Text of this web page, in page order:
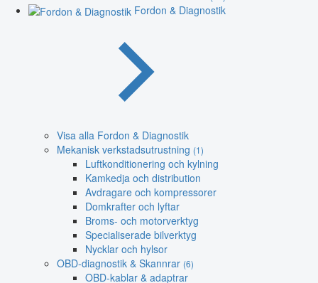
Fordon & Diagnostik
Visa alla Fordon & Diagnostik
Mekanisk verkstadsutrustning (1)
Luftkonditionering och kylning
Kamkedja och distribution
Avdragare och kompressorer
Domkrafter och lyftar
Broms- och motorverktyg
Specialiserade bilverktyg
Nycklar och hylsor
OBD-diagnostik & Skannrar (6)
OBD-kablar & adaptrar